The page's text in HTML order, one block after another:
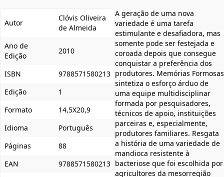
Autor
Clóvis Oliveira
de Almeida
Ano de
Edição
2010
ISBN
9788571580213
Edição
1
Formato
14,5X20,9
Idioma
Português
Páginas
88
EAN
9788571580213
A geração de uma nova
variedade é uma tarefa
estimulante e desafiadora, mas
somente pode ser festejada e
coroada depois que consegue
conquistar a preferência dos
produtores. Memórias Formosas
sintetiza o esforço árduo de
uma equipe multidisciplinar
formada por pesquisadores,
técnicos de apoio, instituições
parceiras e, especialmente,
produtores familiares. Resgata
a história de uma variedade de
mandioca resistente à
bacteriose que foi escolhida por
agricultores da mesorregião